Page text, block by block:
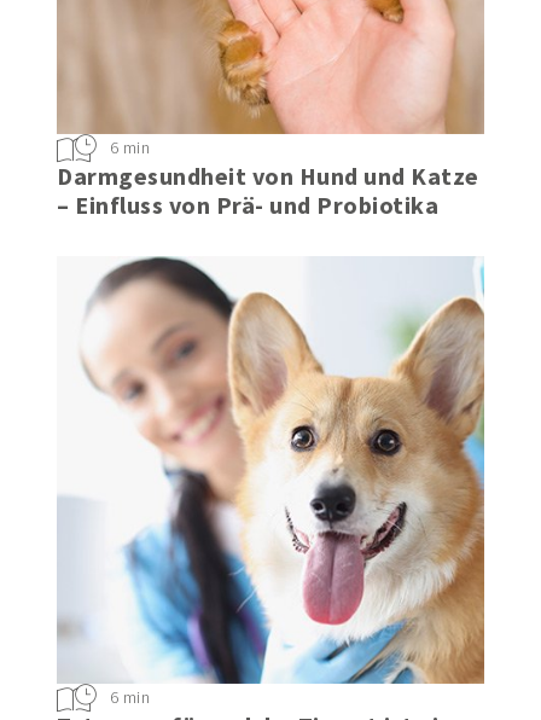
Darmgesundheit von Hund und Katze
– Einfluss von Prä- und Probiotika
6 min
6 min